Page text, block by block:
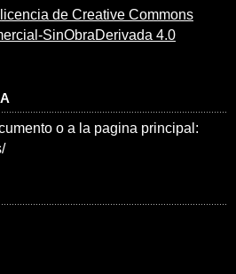
licencia de Creative Commons
SinObraDerivada 4.0
o a la pagina principal: